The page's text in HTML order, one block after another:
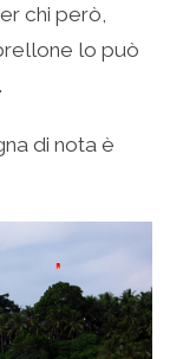
chi però,
lo può
di nota è